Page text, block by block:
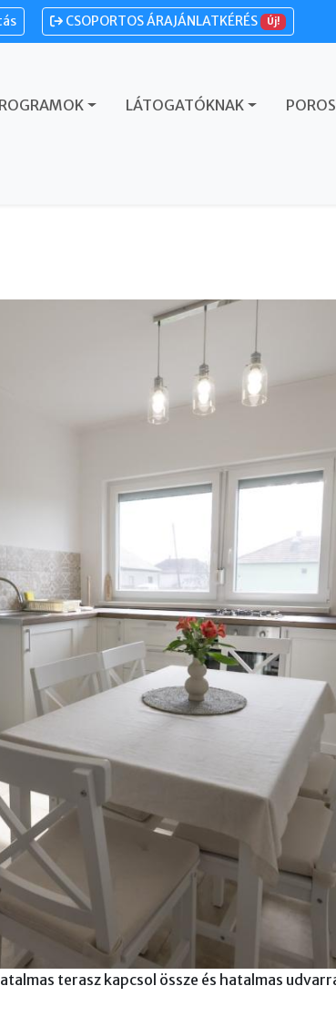
CSOPORTOS ÁRAJÁNLATKÉRÉS Új!
LÁTOGATÓKNAK
terasz kapcsol össze és hatalmas